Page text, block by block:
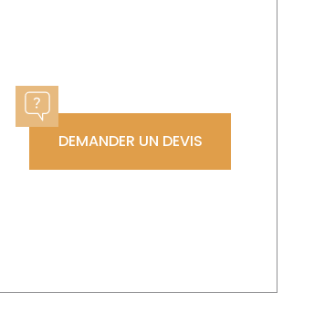
DEMANDER UN DEVIS